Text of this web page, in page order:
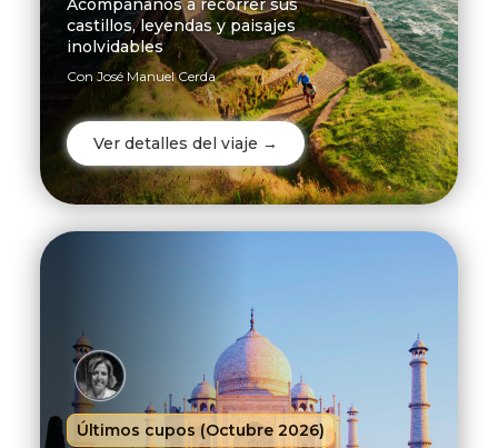
Crucero
Australis
Viajes
Colección
Viajes
Premium
Vuelos
Hoteles
Acompáñanos a recorrer sus
castillos, leyendas y paisajes
inolvidables
Con José Manuel Cerda
Ver detalles del viaje →
Últimos cupos (Octubre 2026)